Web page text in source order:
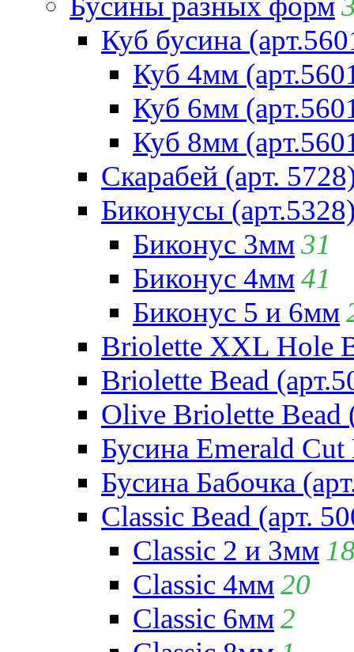
Куб бусина
Куб 4мм
Куб 6мм
Куб 8мм
Скарабей (арт.
Биконусы
Биконус 3мм31
Биконус 4мм41
Биконус 5 и 6мм
Briolette XXL Hole
Briolette Bead
Olive Briolette Bead
Бусина Emerald Cut
Бусина Бабочка
Classic Bead (арт.
Classic 2 и 3мм
Classic 4мм20
Classic 6мм2